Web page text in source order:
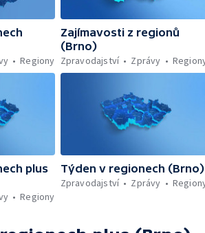
Regiony
Zajímavosti z regionů
(Brno)
Zpravodajství
Zprávy
plus
Regiony
Týden v regionech (Brno)
Zpravodajství
Zprávy